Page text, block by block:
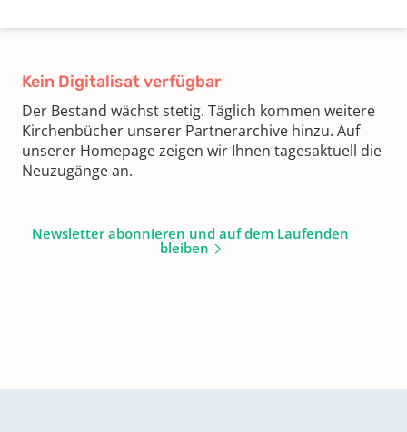
Kein Digitalisat verfügbar
Der Bestand wächst stetig. Täglich kommen weitere
Kirchenbücher unserer Partnerarchive hinzu. Auf
unserer Homepage zeigen wir Ihnen tagesaktuell die
Neuzugänge an.
Newsletter abonnieren und auf dem Laufenden
bleiben